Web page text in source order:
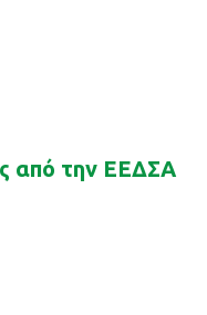
από την ΕΕΔΣΑ